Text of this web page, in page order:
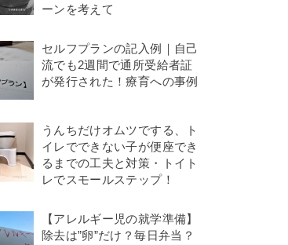
ーンを考えて
セルフプランの記入例｜自己
流でも2週間で通所受給者証
が発行された！療育への事例
うんちだけオムツでする、ト
イレでできない子が便座でき
るまでの工夫と対策・トイト
レでスモールステップ！
【アレルギー児の就学準備】
除去は”卵”だけ？毎日弁当？